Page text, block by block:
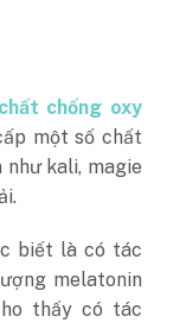
chất chống oxy
một số chất
như kali, magie
biết là có tác
melatonin
thấy có tác